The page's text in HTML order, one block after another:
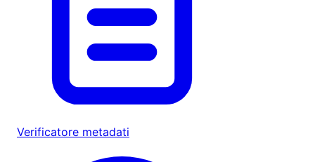
Verificatore metadati